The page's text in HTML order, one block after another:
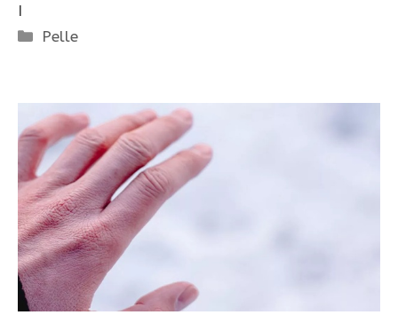
I
Categorie
Pelle